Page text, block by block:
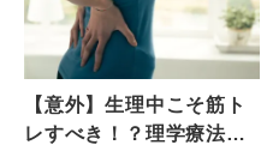
【意外】生理中こそ筋ト
レすべき！？理学療法士